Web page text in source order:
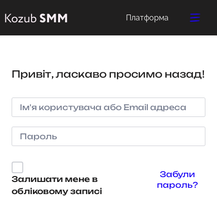
Платформа
Привіт, ласкаво просимо назад!
Залишати мене в
обліковому записі
Забули
пароль?